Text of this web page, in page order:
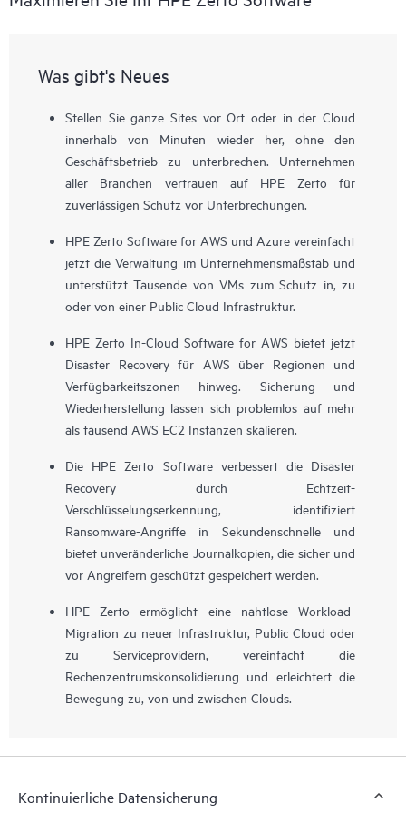
Was gibt's Neues
Stellen Sie ganze Sites vor Ort oder in der Cloud
innerhalb von Minuten wieder her, ohne den
Geschäftsbetrieb zu unterbrechen. Unternehmen
aller Branchen vertrauen auf HPE Zerto für
zuverlässigen Schutz vor Unterbrechungen.
HPE Zerto Software for AWS und Azure vereinfacht
jetzt die Verwaltung im Unternehmensmaßstab und
unterstützt Tausende von VMs zum Schutz in, zu
oder von einer Public Cloud Infrastruktur.
HPE Zerto In-Cloud Software for AWS bietet jetzt
Disaster Recovery für AWS über Regionen und
Verfügbarkeitszonen hinweg. Sicherung und
Wiederherstellung lassen sich problemlos auf mehr
als tausend AWS EC2 Instanzen skalieren.
Die HPE Zerto Software verbessert die Disaster
Recovery durch Echtzeit-
Verschlüsselungserkennung, identifiziert
Ransomware-Angriffe in Sekundenschnelle und
bietet unveränderliche Journalkopien, die sicher und
vor Angreifern geschützt gespeichert werden.
HPE Zerto ermöglicht eine nahtlose Workload-
Migration zu neuer Infrastruktur, Public Cloud oder
zu Serviceprovidern, vereinfacht die
Rechenzentrumskonsolidierung und erleichtert die
Bewegung zu, von und zwischen Clouds.
Kontinuierliche Datensicherung